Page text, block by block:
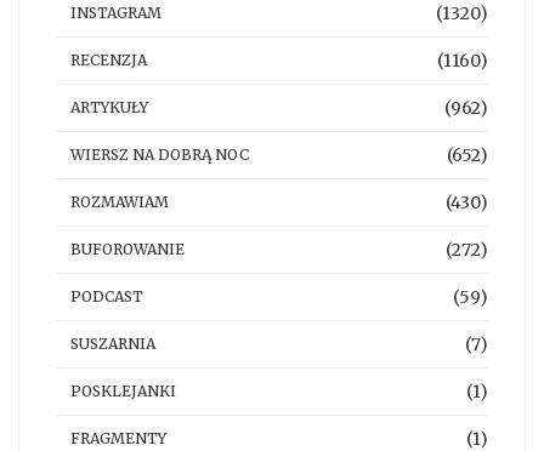
INSTAGRAM (1320)
RECENZJA (1160)
ARTYKUŁY (962)
WIERSZ NA DOBRĄ NOC (652)
ROZMAWIAM (430)
BUFOROWANIE (272)
PODCAST (59)
SUSZARNIA (7)
POSKLEJANKI (1)
FRAGMENTY (1)